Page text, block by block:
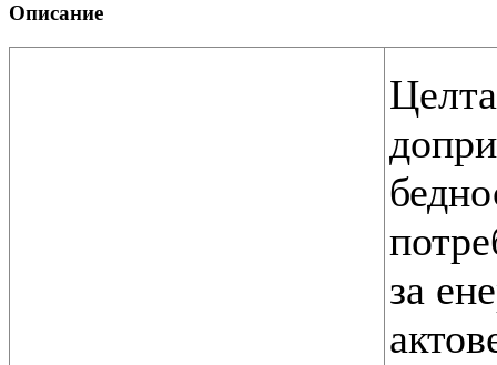
Описание
за